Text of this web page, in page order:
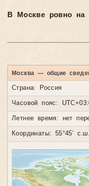
В Москве ровно
Москва — общие
Страна: Россия
Часовой пояс:
Летнее время: нет
Координаты: 55°45′